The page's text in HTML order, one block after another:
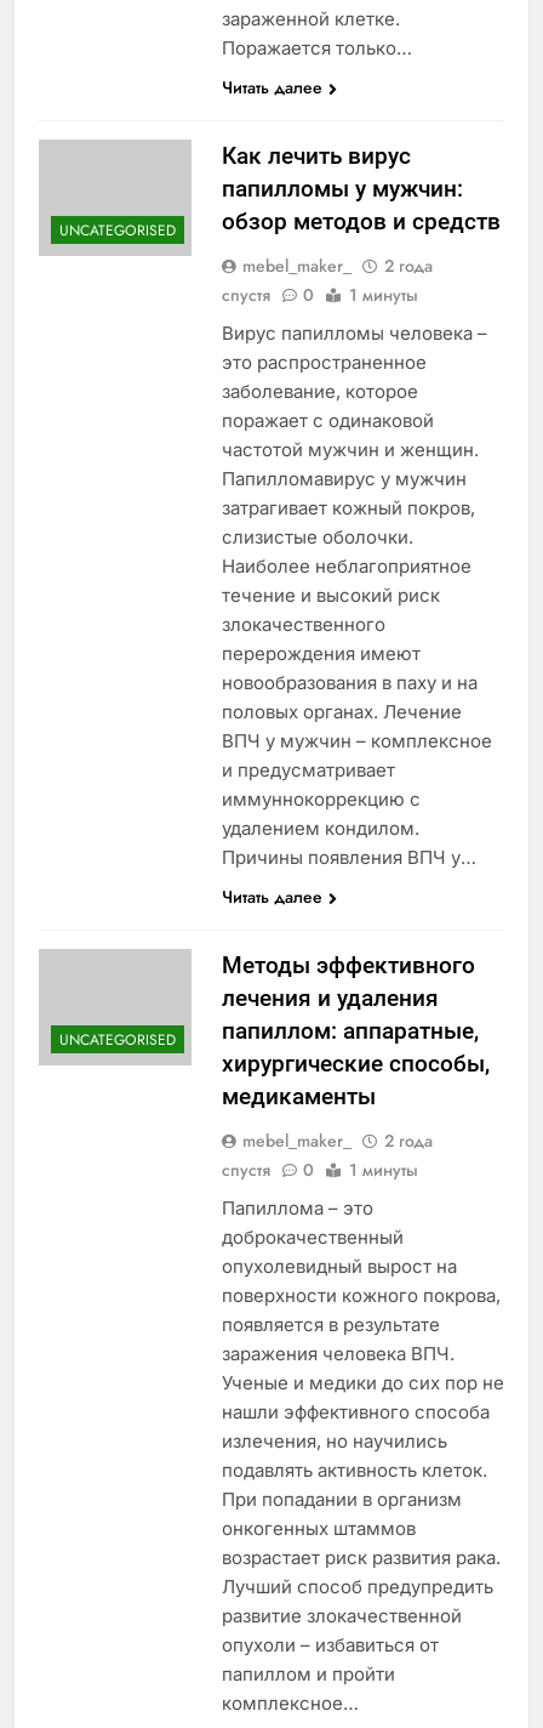
зараженной клетке.
Поражается только…
Читать далее
UNCATEGORISED
Как лечить вирус
папилломы у мужчин:
обзор методов и средств
mebel_maker_
2 года
спустя
0 1 минуты
Вирус папилломы человека –
это распространенное
заболевание, которое
поражает с одинаковой
частотой мужчин и женщин.
Папилломавирус у мужчин
затрагивает кожный покров,
слизистые оболочки.
Наиболее неблагоприятное
течение и высокий риск
злокачественного
перерождения имеют
новообразования в паху и на
половых органах. Лечение
ВПЧ у мужчин – комплексное
и предусматривает
иммуннокоррекцию с
удалением кондилом.
Причины появления ВПЧ у…
Читать далее
UNCATEGORISED
Методы эффективного
лечения и удаления
папиллом: аппаратные,
хирургические способы,
медикаменты
mebel_maker_
2 года
спустя
0 1 минуты
Папиллома – это
доброкачественный
опухолевидный вырост на
поверхности кожного покрова,
появляется в результате
заражения человека ВПЧ.
Ученые и медики до сих пор не
нашли эффективного способа
излечения, но научились
подавлять активность клеток.
При попадании в организм
онкогенных штаммов
возрастает риск развития рака.
Лучший способ предупредить
развитие злокачественной
опухоли – избавиться от
папиллом и пройти
комплексное…